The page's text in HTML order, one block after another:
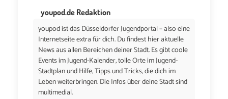
youpod.de Redaktion
youpod ist das Düsseldorfer Jugendportal – also eine
Internetseite extra für dich. Du findest hier aktuelle
News aus allen Bereichen deiner Stadt. Es gibt coole
Events im Jugend-Kalender, tolle Orte im Jugend-
Stadtplan und Hilfe, Tipps und Tricks, die dich im
Leben weiterbringen. Die Infos über deine Stadt sind
multimedial.